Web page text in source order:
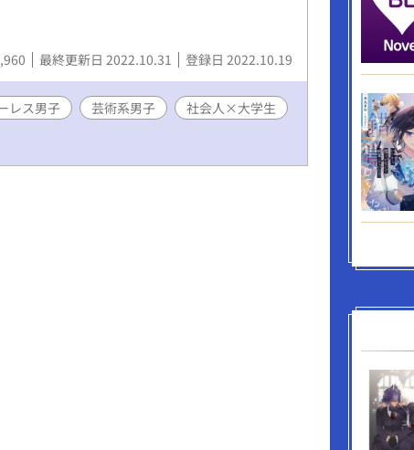
最終更新日 2022.10.31 登録日 2022.10.19
レス男子 芸術系男子
社会人×大学生